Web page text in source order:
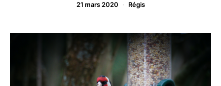
21 mars 2020 Régis